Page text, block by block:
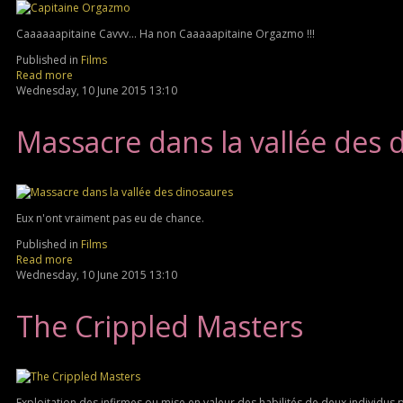
Caaaaaapitaine Cavvv... Ha non Caaaaapitaine Orgazmo !!!
Published in Films
Read more
Wednesday, 10 June 2015 13:10
Massacre dans la vallée des
Eux n'ont vraiment pas eu de chance.
Published in Films
Read more
Wednesday, 10 June 2015 13:10
The Crippled Masters